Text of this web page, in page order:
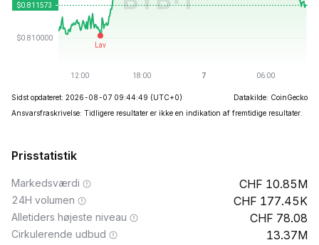
Sidst opdateret: 2026-08-07 09:44:49 (UTC+0)
Datakilde: CoinGecko
Ansvarsfraskrivelse: Tidligere resultater er ikke en indikation af fremtidige resultater.
Prisstatistik
Markedsværdi 10.85M
24H volumen 177.45K
Alletiders højeste niveau 78.08
Cirkulerende udbud 13.37M